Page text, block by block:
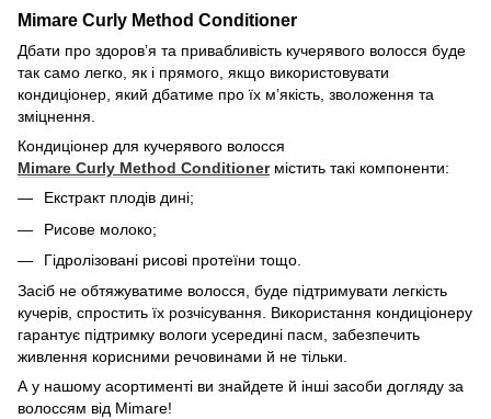
Mimare Curly Method Conditioner
Дбати про здоров’я та привабливість кучерявого волосся буде
так само легко, як і прямого, якщо використовувати
кондиціонер, який дбатиме про їх м’якість, зволоження та
зміцнення.
Кондиціонер для кучерявого волосся
Mimare Curly Method Conditionerмістить такі компоненти:
Екстракт плодів дині;
Рисове молоко;
Гідролізовані рисові протеїни тощо.
Засіб не обтяжуватиме волосся, буде підтримувати легкість
кучерів, спростить їх розчісування. Використання кондиціонеру
гарантує підтримку вологи усередині пасм, забезпечить
живлення корисними речовинами й не тільки.
А у нашому асортименті ви знайдете й інші засоби догляду за
волоссям від Mimare!